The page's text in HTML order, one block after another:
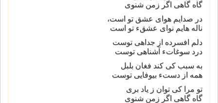
گاه گاهى اگر زمن شنوى
در صدايم هواى عشق تو است،
ناله هايم نواى عشقء تو است
دلم افسرده از جداهى توست
درد سوغاتء آشناهى توست
به سبب كى كند فغان بلبل
همه از دستء بيوفايى توست
تو مرا كى توان ز ياد برى
گاه گاهى اگر زمن شنوى